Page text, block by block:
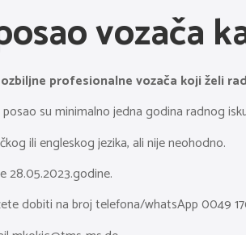
vozača
profesionalne vozača koji želi
su minimalno jedna godina radnog
ili engleskog jezika, ali nije neohodno.
28.05.2023.godine.
dobiti na broj telefona/whatsApp 0049